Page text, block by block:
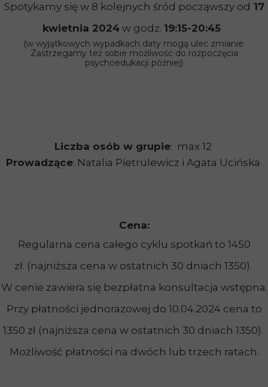
Cena:
Regularna cena całego cyklu spotkań to 1450
zł. (najniższa cena w ostatnich 30 dniach 1350).
W cenie zawiera się bezpłatna konsultacja wstępna.
Przy płatności jednorazowej do 10.04.2024 cena to
1350 zł (najniższa cena w ostatnich 30 dniach 1350).
Możliwość płatności na dwóch lub trzech ratach.
Liczba osób w grupie: max 12
Prowadzące: Natalia Pietrulewicz i Agata Ucińska
Spotykamy się w 8 kolejnych śród począwszy od 17
kwietnia 2024 w godz. 19:15-20:45
(w wyjątkowych wypadkach daty mogą ulec zmianie.
Zastrzegamy też sobie możliwość do rozpoczęcia
psychoedukacji później)